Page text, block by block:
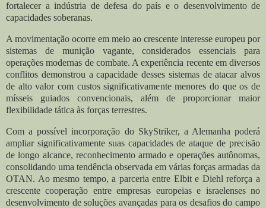
fortalecer a indústria de defesa do país e o desenvolvimento de
capacidades soberanas.
A movimentação ocorre em meio ao crescente interesse europeu por
sistemas de munição vagante, considerados essenciais para
operações modernas de combate. A experiência recente em diversos
conflitos demonstrou a capacidade desses sistemas de atacar alvos
de alto valor com custos significativamente menores do que os de
mísseis guiados convencionais, além de proporcionar maior
flexibilidade tática às forças terrestres.
Com a possível incorporação do SkyStriker, a Alemanha poderá
ampliar significativamente suas capacidades de ataque de precisão
de longo alcance, reconhecimento armado e operações autônomas,
consolidando uma tendência observada em várias forças armadas da
OTAN. Ao mesmo tempo, a parceria entre Elbit e Diehl reforça a
crescente cooperação entre empresas europeias e israelenses no
desenvolvimento de soluções avançadas para os desafios do campo